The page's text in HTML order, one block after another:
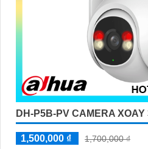
DH-P5B-PV CAMERA XOAY
1,500,000 ₫
1,700,000 ₫